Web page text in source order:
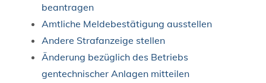
beantragen
Amtliche Meldebestätigung ausstellen
Andere Strafanzeige stellen
Änderung bezüglich des Betriebs
gentechnischer Anlagen mitteilen